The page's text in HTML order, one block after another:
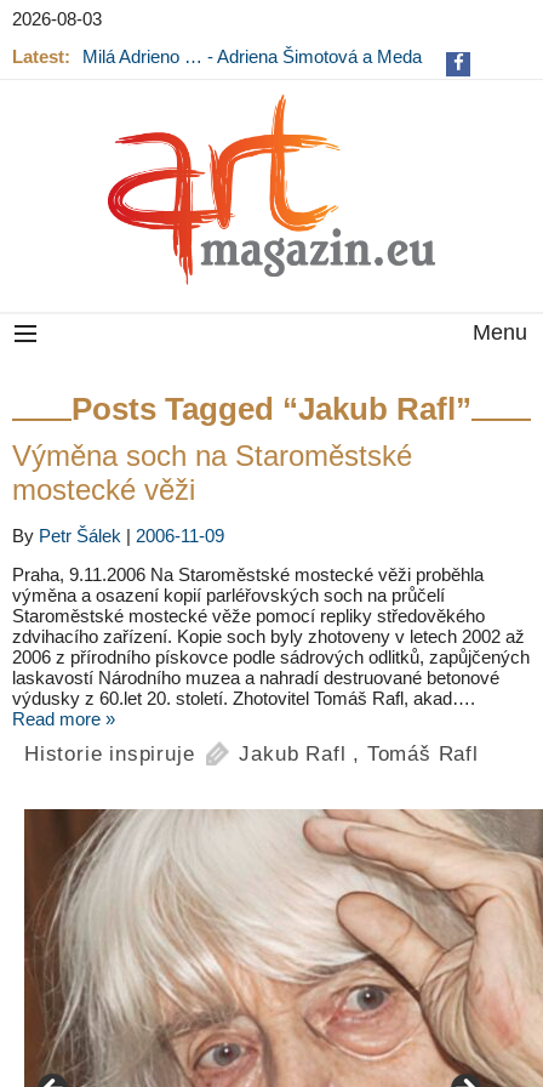
2026-08-03
Latest:
Milá Adrieno … - Adriena Šimotová a Meda
Menu
Posts Tagged “Jakub Rafl”
Výměna soch na Staroměstské
mostecké věži
By Petr Šálek | 2006-11-09
Praha, 9.11.2006 Na Staroměstské mostecké věži proběhla
výměna a osazení kopií parléřovských soch na průčelí
Staroměstské mostecké věže pomocí repliky středověkého
zdvihacího zařízení. Kopie soch byly zhotoveny v letech 2002 až
2006 z přírodního pískovce podle sádrových odlitků, zapůjčených
laskavostí Národního muzea a nahradí destruované betonové
výdusky z 60.let 20. století. Zhotovitel Tomáš Rafl, akad….
Read more »
Historie inspiruje Jakub Rafl , Tomáš Rafl